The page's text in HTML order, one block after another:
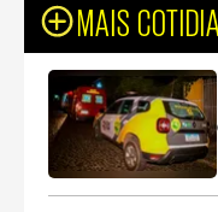
MAIS